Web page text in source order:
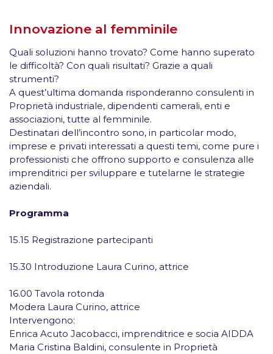
Innovazione al femminile
Quali soluzioni hanno trovato? Come hanno superato
le difficoltà? Con quali risultati? Grazie a quali
strumenti?
A quest’ultima domanda risponderanno consulenti in
Proprietà industriale, dipendenti camerali, enti e
associazioni, tutte al femminile.
Destinatari dell’incontro sono, in particolar modo,
imprese e privati interessati a questi temi, come pure i
professionisti che offrono supporto e consulenza alle
imprenditrici per sviluppare e tutelarne le strategie
aziendali.
Programma
15.15 Registrazione partecipanti
15.30 Introduzione Laura Curino, attrice
16.00 Tavola rotonda
Modera Laura Curino, attrice
Intervengono:
Enrica Acuto Jacobacci, imprenditrice e socia AIDDA
Maria Cristina Baldini, consulente in Proprietà